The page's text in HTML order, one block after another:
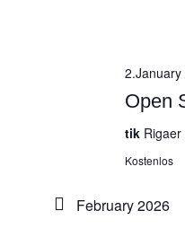
Open
2.January
tik
Kostenlos
February 2026